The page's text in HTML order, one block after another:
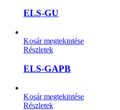
ELS-GU
Kosár megtekintése
Részletek
ELS-GAPB
Kosár megtekintése
Részletek